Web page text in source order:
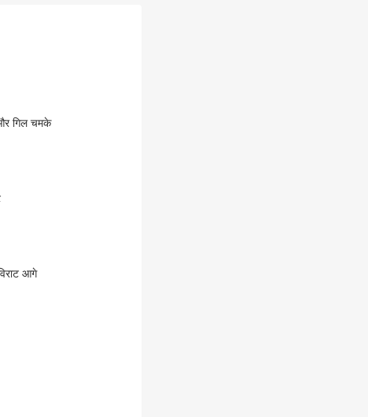
गिल चमके
आगे